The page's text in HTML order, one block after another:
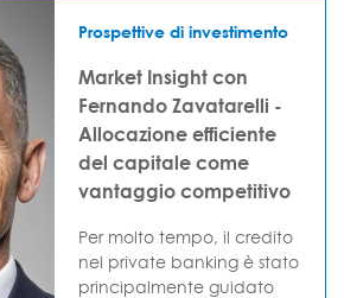
Prospettive di investimento
Market Insight con
Fernando Zavatarelli -
Allocazione efficiente
del capitale come
vantaggio competitivo
Per molto tempo, il credito
nel private banking è stato
principalmente guidato